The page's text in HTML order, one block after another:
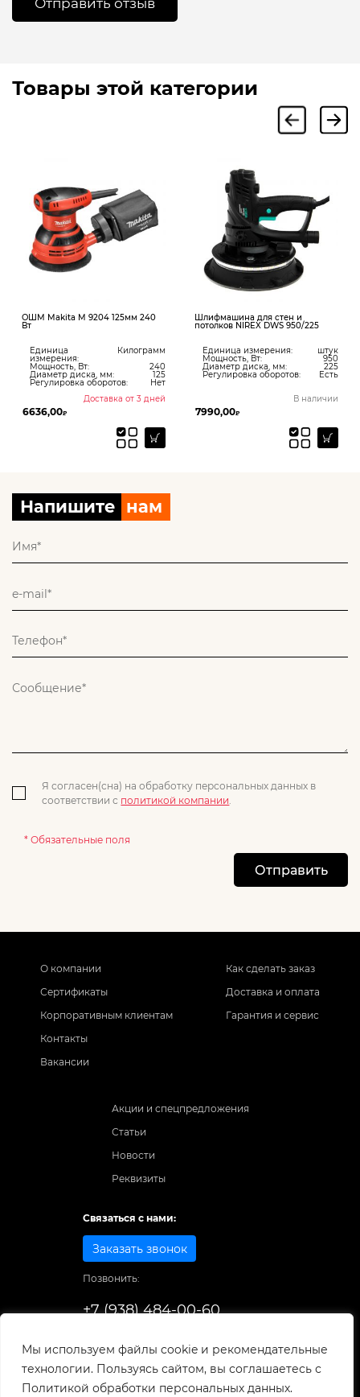
Мы используем файлы cookie и рекомендательные
технологии. Пользуясь сайтом, вы соглашаетесь с
Политикой обработки персональных данных.
Товары этой категории
ОШМ Makita M 9204 125мм 240
Вт
Единица
измерения:
Килограмм
Мощность, Вт:
240
Диаметр диска, мм: 125
Регулировка оборотов:
Нет
Доставка от 3 дней
6636,00₽
Шлифмашина для стен и
потолков NIREX DWS 950/225
Единица измерения: штук
Мощность, Вт: 950
Диаметр диска, мм: 225
Регулировка оборотов: Есть
В наличии
7990,00₽
Напишите нам
Я согласен(сна) на обработку персональных данных в
соответствии с политикой компании
* Обязательные поля
Отправить
О компании
Сертификаты
Корпоративным клиентам
Контакты
Вакансии
Как сделать заказ
Доставка и оплата
Гарантия и сервис
Акции и спецпредложения
Статьи
Новости
Реквизиты
Связаться с нами:
Заказать звонок
Позвонить:
+7 (938) 484-00-60
© 1998-2025